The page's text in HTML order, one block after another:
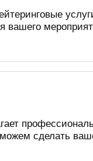
вашего
сделать